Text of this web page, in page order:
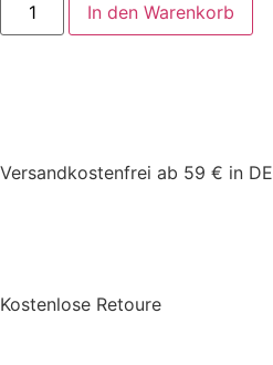
In den Warenkorb
Versandkostenfrei ab 59 € in DE
Kostenlose Retoure